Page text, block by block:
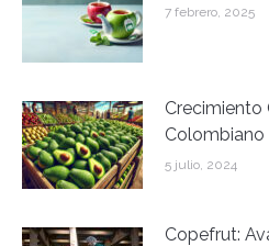
7 febrero, 2025
Crecimiento
Colombiano
5 julio, 2024
Copefrut: